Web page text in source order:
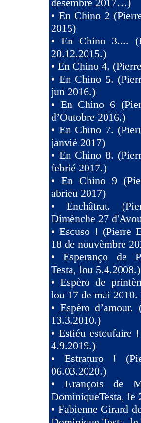
desèmbre 2017…)
• En Chino 2
2015)
• En Chino 3....
20.12.2015.)
• En Chino 4.
• En Chino 5.
jun 2016.)
• En Chino 6
d’Outobre 2016.)
• En Chino 7.
janvié 2017)
• En Chino 8.
febrié 2017.)
• En Chino 9
abriéu 2017)
• Enchâtrat.
Dimènche 27
•Escuso ! (Pierre
18 de nouvèmbre
•Esperanço de
Testa, lou 5.4.2008.)
•Espèro de
lou 17 de mai 2010.
• Espèro
13.3.2010.)
• Estiéu estoufaire
4.9.2019.)
• Estraturo !
06.03.2020.)
• F.rançois de
DominiqueTesta, le
• Fabienne Girard